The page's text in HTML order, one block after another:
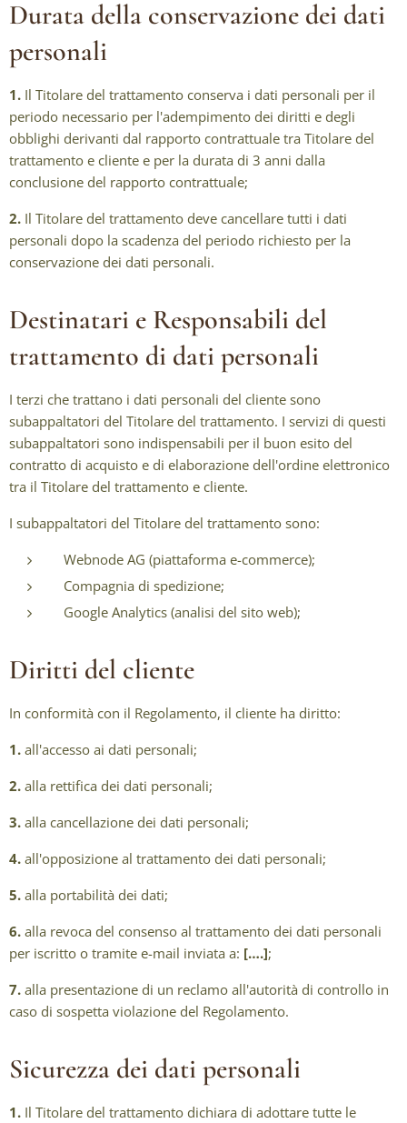
Durata della conservazione dei dati
personali
1. Il Titolare del trattamento conserva i dati personali per il
periodo necessario per l'adempimento dei diritti e degli
obblighi derivanti dal rapporto contrattuale tra Titolare del
trattamento e cliente e per la durata di 3 anni dalla
conclusione del rapporto contrattuale;
2. Il Titolare del trattamento deve cancellare tutti i dati
personali dopo la scadenza del periodo richiesto per la
conservazione dei dati personali.
Destinatari e Responsabili del
trattamento di dati personali
I terzi che trattano i dati personali del cliente sono
subappaltatori del Titolare del trattamento. I servizi di questi
subappaltatori sono indispensabili per il buon esito del
contratto di acquisto e di elaborazione dell'ordine elettronico
tra il Titolare del trattamento e cliente.
I subappaltatori del Titolare del trattamento sono:
Webnode AG (piattaforma e-commerce);
Compagnia di spedizione;
Google Analytics (analisi del sito web);
Diritti del cliente
In conformità con il Regolamento, il cliente ha diritto:
1. all'accesso ai dati personali;
2. alla rettifica dei dati personali;
3. alla cancellazione dei dati personali;
4. all'opposizione al trattamento dei dati personali;
5. alla portabilità dei dati;
6. alla revoca del consenso al trattamento dei dati personali
per iscritto o tramite e-mail inviata a: [….];
7. alla presentazione di un reclamo all'autorità di controllo in
caso di sospetta violazione del Regolamento.
Sicurezza dei dati personali
1. Il Titolare del trattamento dichiara di adottare tutte le